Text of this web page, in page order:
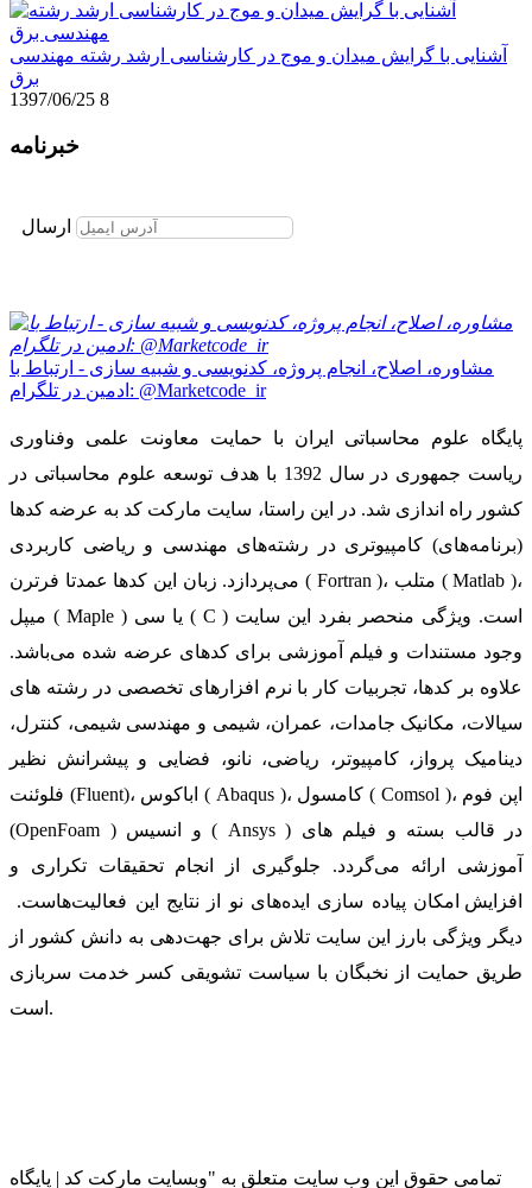
آشنایی با گرایش میدان و موج در کارشناسی ارشد رشته مهندسی
برق
1397/06/25 8
خبرنامه
ارسال
مشاوره، اصلاح، انجام پروژه، کدنویسی و شبیه سازی - ارتباط با
ادمین در تلگرام: @Marketcode_ir
پایگاه علوم محاسباتی ایران با حمایت معاونت علمی وفناوری
ریاست جمهوری در سال 1392 با هدف توسعه علوم محاسباتی در
کشور راه اندازی شد. در این راستا، سایت مارکت کد به عرضه کدها
(برنامه‌های) کامپیوتری در رشته‌های مهندسی و ریاضی کاربردی
می‌پردازد. زبان این کدها عمدتا فرترن ( Fortran )، متلب ( Matlab )،
میپل ( Maple ) یا سی ( C ) است. ویژگی منحصر بفرد این سایت
وجود مستندات و فیلم آموزشی برای کدهای عرضه شده می‌باشد.
علاوه بر کدها، تجربیات کار با نرم افزارهای تخصصی در رشته های
سیالات، مکانیک جامدات، عمران، شیمی و مهندسی شیمی، کنترل،
دینامیک پرواز، کامپیوتر، ریاضی، نانو، فضایی و پیشرانش نظیر
فلوئنت (Fluent)، اباکوس ( Abaqus )، کامسول ( Comsol )، اپن فوم
(OpenFoam ) و انسیس ( Ansys ) در قالب بسته‌ و فیلم های
آموزشی ارائه می‌گردد. جلوگیری از انجام تحقیقات تکراری و
افزایش امکان پیاده سازی ایده‌های نو از نتایج این فعالیت‌هاست.
دیگر ویژگی بارز این سایت تلاش برای جهت‌دهی به دانش کشور از
طریق حمایت از نخبگان با سیاست تشویقی کسر خدمت سربازی
است.
تمامی حقوق این وب سایت متعلق به "وبسایت مارکت کد | پایگاه